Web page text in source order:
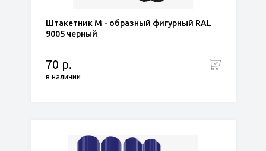
Штакетник М - образный фигурный RAL
9005 черный
70 р.
в наличии